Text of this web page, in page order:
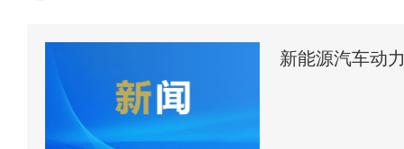
新能源汽车动